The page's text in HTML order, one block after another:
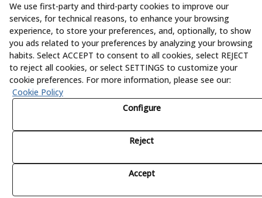
S.L. - All rights reserved.
We use first-party and third-party cookies to improve our
services, for technical reasons, to enhance your browsing
experience, to store your preferences, and, optionally, to show
you ads related to your preferences by analyzing your browsing
habits. Select ACCEPT to consent to all cookies, select REJECT
to reject all cookies, or select SETTINGS to customize your
cookie preferences. For more information, please see our:
Cookie Policy
Configure
Reject
Accept